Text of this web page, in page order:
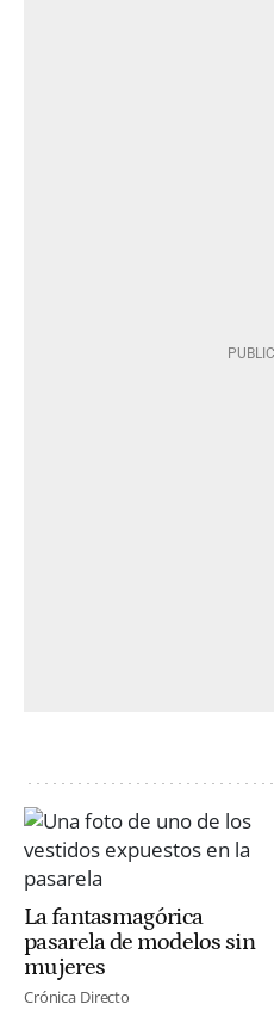
La fantasmagórica
pasarela de modelos sin
mujeres
Crónica Directo